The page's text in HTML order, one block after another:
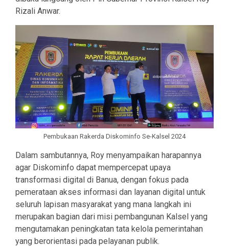
Rizali Anwar.
Pembukaan Rakerda Diskominfo Se-Kalsel 2024
Dalam sambutannya, Roy menyampaikan harapannya
agar Diskominfo dapat mempercepat upaya
transformasi digital di Banua, dengan fokus pada
pemerataan akses informasi dan layanan digital untuk
seluruh lapisan masyarakat yang mana langkah ini
merupakan bagian dari misi pembangunan Kalsel yang
mengutamakan peningkatan tata kelola pemerintahan
yang berorientasi pada pelayanan publik.